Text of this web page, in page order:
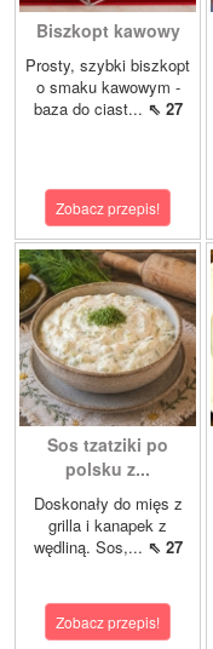
Biszkopt kawowy
Prosty, szybki biszkopt
o smaku kawowym -
baza do ciast... ⇖ 27
Zobacz przepis!
Sos tzatziki po
polsku z...
Doskonały do mięs z
grilla i kanapek z
wędliną. Sos,... ⇖ 27
Zobacz przepis!